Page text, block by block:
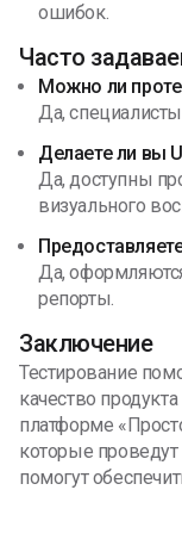
ошибок.
Часто
Можно ли
Да,
Делаете ли вы
Да, доступны
визуального
Да,
репорты.
Заключение
Тестирование
качество
платформе
которые
помогут